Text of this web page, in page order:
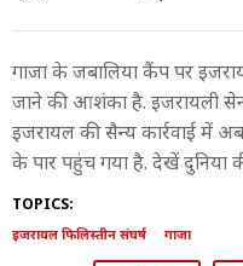
गाजा के जबालिया कैंप पर
जाने की आशंका है. इजरायली
इजरायल की सैन्य कार्रवाई में
के पार पहुंच गया है. देखें दुनिया
TOPICS:
इजरायल फिलिस्तीन संघर्ष गाजा